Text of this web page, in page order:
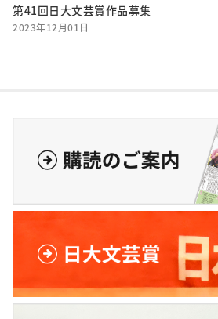
第41回日大文芸賞作品募集
2023年12月01日